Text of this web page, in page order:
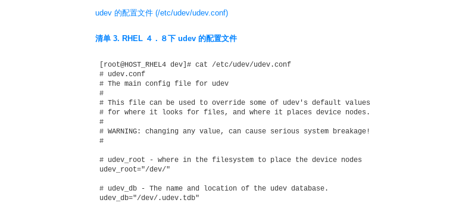
udev 的配置文件 (/etc/udev/udev.conf)
清单 3. RHEL ４ . ８下 udev 的配置文件
[root@HOST_RHEL4 dev]# cat /etc/udev/udev.conf
# udev.conf
# The main config file for udev
#
# This file can be used to override some of udev's default values
# for where it looks for files, and where it places device nodes.
#
# WARNING: changing any value, can cause serious system breakage!
#
# udev_root - where in the filesystem to place the device nodes
udev_root="/dev/"
# udev_db - The name and location of the udev database.
udev_db="/dev/.udev.tdb"